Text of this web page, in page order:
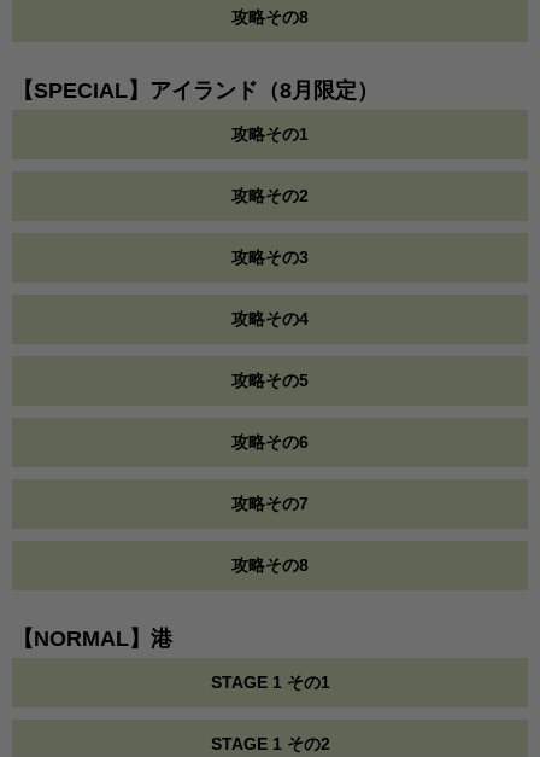
攻略その8
【SPECIAL】アイランド（8月限定）
攻略その1
攻略その2
攻略その3
攻略その4
攻略その5
攻略その6
攻略その7
攻略その8
【NORMAL】港
STAGE 1 その1
STAGE 1 その2